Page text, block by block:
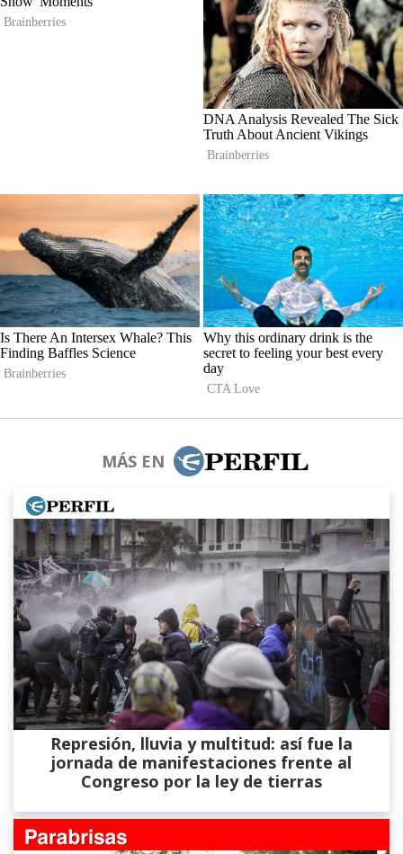
MÁS EN
Represión, lluvia y multitud: así fue la
jornada de manifestaciones frente al
Congreso por la ley de tierras